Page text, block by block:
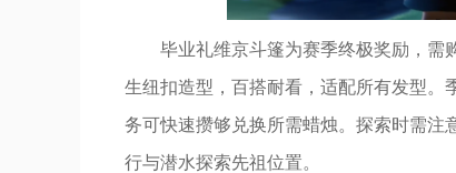
毕业礼维京斗篷为赛季终极奖励，需
生纽扣造型，百搭耐看，适配所有发型。
务可快速攒够兑换所需蜡烛。探索时需注
行与潜水探索先祖位置。